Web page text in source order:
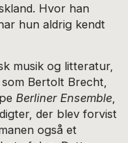
Hvor han
hun aldrig kendt
musik og litteratur,
Bertolt Brecht,
Berliner Ensemble
der blev forvist
også et